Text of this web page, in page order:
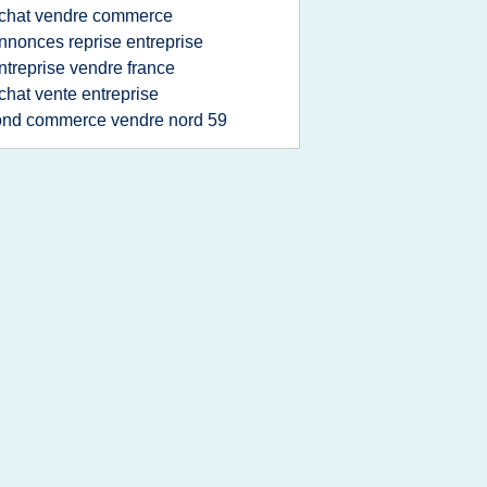
vendre commerce
reprise entreprise
vendre france
vente entreprise
commerce vendre nord 59